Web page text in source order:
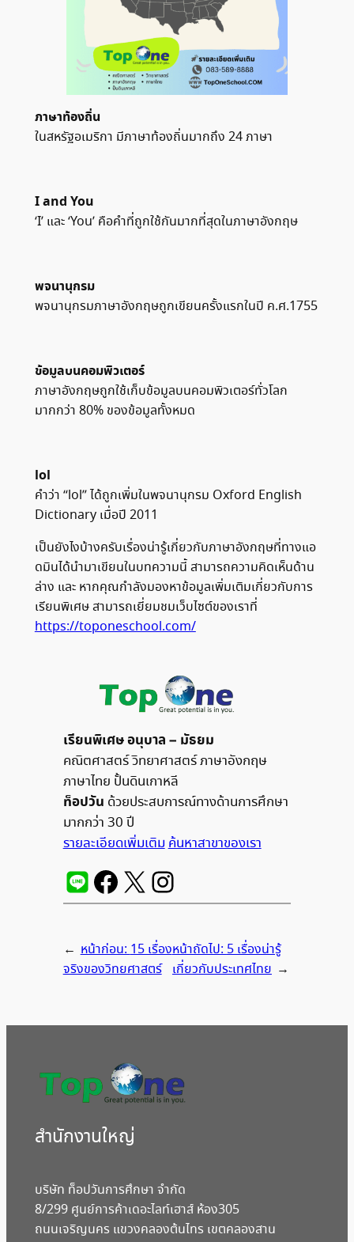
ภาษาท้องถิ่น
ในสหรัฐอเมริกา มีภาษาท้องถิ่นมากถึง 24 ภาษา
I and You
‘I’ และ ‘You’ คือคำที่ถูกใช้กันมากที่สุดในภาษาอังกฤษ
พจนานุกรม
พจนานุกรมภาษาอังกฤษถูกเขียนครั้งแรกในปี ค.ศ.1755
ข้อมูลบนคอมพิวเตอร์
ภาษาอังกฤษถูกใช้เก็บข้อมูลบนคอมพิวเตอร์ทั่วโลก
มากกว่า 80% ของข้อมูลทั้งหมด
lol
คำว่า “lol” ได้ถูกเพิ่มในพจนานุกรม Oxford English
Dictionary เมื่อปี 2011
เป็นยังไงบ้างครับเรื่องน่ารู้เกี่ยวกับภาษาอังกฤษที่ทางแอ
ดมินได้นำมาเขียนในบทความนี้ สามารถความคิดเห็นด้าน
ล่าง และ หากคุณกำลังมองหาข้อมูลเพิ่มเติมเกี่ยวกับการ
เรียนพิเศษ สามารถเยี่ยมชมเว็บไซต์ของเราที่
https://toponeschool.com/
เรียนพิเศษ อนุบาล – มัธยม
คณิตศาสตร์ วิทยาศาสตร์ ภาษาอังกฤษ
ภาษาไทย ปั้นดินเกาหลี
ท็อปวัน ด้วยประสบการณ์ทางด้านการศึกษา
มากกว่า 30 ปี
รายละเอียดเพิ่มเติมค้นหาสาขาของเรา
← หน้าก่อน:15 เรื่อง
จริงของวิทยศาสตร์
หน้าถัดไป:5 เรื่องน่ารู้
เกี่ยวกับประเทศไทย →
สํานักงานใหญ่
บริษัท ท็อปวันการศึกษา จำกัด
8/299 ศูนย์การค้าเดอะไลท์เฮาส์ ห้อง305
ถนนเจริญนคร แขวงคลองต้นไทร เขตคลองสาน